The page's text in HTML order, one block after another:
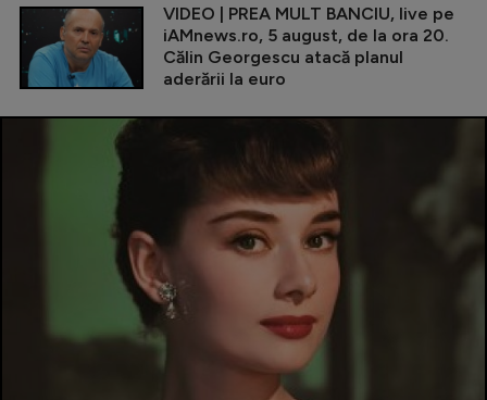
VIDEO | PREA MULT BANCIU, live pe
iAMnews.ro, 5 august, de la ora 20.
Călin Georgescu atacă planul
aderării la euro